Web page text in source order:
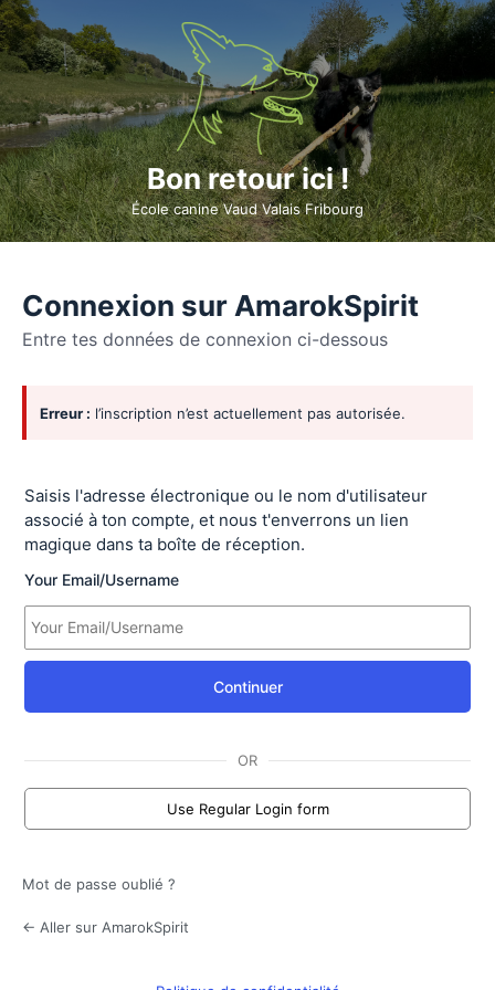
Connexion sur AmarokSpirit
Entre tes données de connexion ci-dessous
Se
connecter
Erreur : l’inscription n’est actuellement pas autorisée.
Saisis l'adresse électronique ou le nom d'utilisateur
associé à ton compte, et nous t'enverrons un lien
magique dans ta boîte de réception.
Your Email/Username
Continuer
OR
Use Regular Login form
Mot de passe oublié ?
← Aller sur AmarokSpirit
Bon retour ici !
École canine Vaud Valais Fribourg